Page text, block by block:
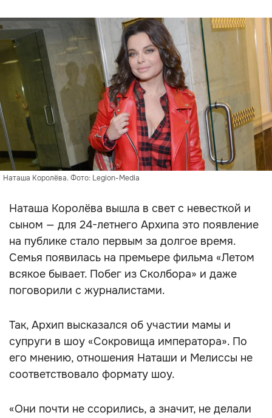
Наташа Королёва. Фото: Legion-Media
Наташа Королёва вышла в свет с невесткой и
сыном — для 24-летнего Архипа это появление
на публике стало первым за долгое время.
Семья появилась на премьере фильма «Летом
всякое бывает. Побег из Сколбора» и даже
поговорили с журналистами.
Так, Архип высказался об участии мамы и
супруги в шоу «Сокровища императора». По
его мнению, отношения Наташи и Мелиссы не
соответствовало формату шоу.
«Они почти не ссорились, а значит, не делали